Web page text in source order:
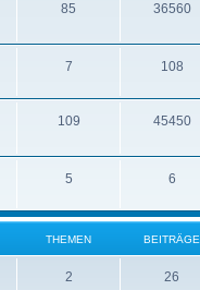
85 36560
7 108
109 45450
5 6
THEMEN BEITRÄGE
2 26